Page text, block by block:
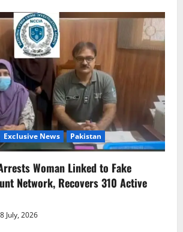
Exclusive News Pakistan
Woman Linked to Fake
Network, Recovers 310 Active
8 July, 2026